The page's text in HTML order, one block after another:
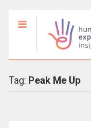
Tag: Peak Me Up